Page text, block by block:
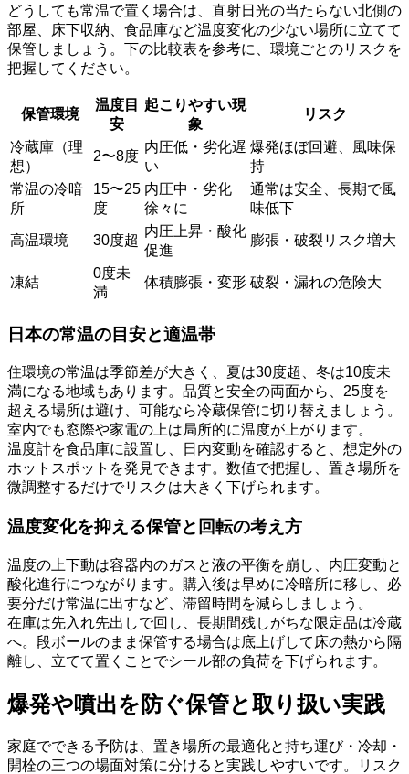
どうしても常温で置く場合は、直射日光の当たらない北側の
部屋、床下収納、食品庫など温度変化の少ない場所に立てて
保管しましょう。下の比較表を参考に、環境ごとのリスクを
把握してください。
保管環境
温度目
安
起こりやすい現
象
リスク
冷蔵庫（理
想）
2〜8度
内圧低・劣化遅
い
爆発ほぼ回避、風味保
持
常温の冷暗
所
15〜25
度
内圧中・劣化
徐々に
通常は安全、長期で風
味低下
高温環境 30度超
内圧上昇・酸化
促進
膨張・破裂リスク増大
凍結
0度未
満
体積膨張・変形 破裂・漏れの危険大
日本の常温の目安と適温帯
住環境の常温は季節差が大きく、夏は30度超、冬は10度未
満になる地域もあります。品質と安全の両面から、25度を
超える場所は避け、可能なら冷蔵保管に切り替えましょう。
室内でも窓際や家電の上は局所的に温度が上がります。
温度計を食品庫に設置し、日内変動を確認すると、想定外の
ホットスポットを発見できます。数値で把握し、置き場所を
微調整するだけでリスクは大きく下げられます。
温度変化を抑える保管と回転の考え方
温度の上下動は容器内のガスと液の平衡を崩し、内圧変動と
酸化進行につながります。購入後は早めに冷暗所に移し、必
要分だけ常温に出すなど、滞留時間を減らしましょう。
在庫は先入れ先出しで回し、長期間残しがちな限定品は冷蔵
へ。段ボールのまま保管する場合は底上げして床の熱から隔
離し、立てて置くことでシール部の負荷を下げられます。
爆発や噴出を防ぐ保管と取り扱い実践
家庭でできる予防は、置き場所の最適化と持ち運び・冷却・
開栓の三つの場面対策に分けると実践しやすいです。リスク